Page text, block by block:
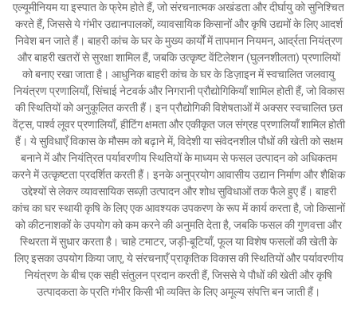
एल्यूमीनियम या इस्पात के फ्रेम होते हैं, जो संरचनात्मक अखंडता और दीर्घायु को सुनिश्चित
करते हैं, जिससे ये गंभीर उद्यानपालकों, व्यावसायिक किसानों और कृषि उद्यमों के लिए आदर्श
निवेश बन जाते हैं। बाहरी कांच के घर के मुख्य कार्यों में तापमान नियमन, आर्द्रता नियंत्रण
और बाहरी खतरों से सुरक्षा शामिल हैं, जबकि उत्कृष्ट वेंटिलेशन (घुलनशीलता) प्रणालियों
को बनाए रखा जाता है। आधुनिक बाहरी कांच के घर के डिज़ाइन में स्वचालित जलवायु
नियंत्रण प्रणालियाँ, सिंचाई नेटवर्क और निगरानी प्रौद्योगिकियाँ शामिल होती हैं, जो विकास
की स्थितियों को अनुकूलित करती हैं। इन प्रौद्योगिकी विशेषताओं में अक्सर स्वचालित छत
वेंट्स, पार्श्व लूवर प्रणालियाँ, हीटिंग क्षमता और एकीकृत जल संग्रह प्रणालियाँ शामिल होती
हैं। ये सुविधाएँ विकास के मौसम को बढ़ाने में, विदेशी या संवेदनशील पौधों की खेती को सक्षम
बनाने में और नियंत्रित पर्यावरणीय स्थितियों के माध्यम से फसल उत्पादन को अधिकतम
करने में उत्कृष्टता प्रदर्शित करती हैं। इनके अनुप्रयोग आवासीय उद्यान निर्माण और शैक्षिक
उद्देश्यों से लेकर व्यावसायिक सब्ज़ी उत्पादन और शोध सुविधाओं तक फैले हुए हैं। बाहरी
कांच का घर स्थायी कृषि के लिए एक आवश्यक उपकरण के रूप में कार्य करता है, जो किसानों
को कीटनाशकों के उपयोग को कम करने की अनुमति देता है, जबकि फसल की गुणवत्ता और
स्थिरता में सुधार करता है। चाहे टमाटर, जड़ी-बूटियाँ, फूल या विशेष फसलों की खेती के
लिए इसका उपयोग किया जाए, ये संरचनाएँ प्राकृतिक विकास की स्थितियों और पर्यावरणीय
नियंत्रण के बीच एक सही संतुलन प्रदान करती हैं, जिससे ये पौधों की खेती और कृषि
उत्पादकता के प्रति गंभीर किसी भी व्यक्ति के लिए अमूल्य संपत्ति बन जाती हैं।